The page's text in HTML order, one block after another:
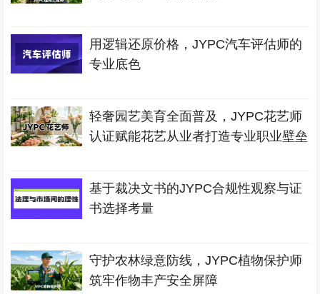
用逻辑还原价格，JYPC汽车评估师的
专业底色
轻奢园艺美育全面普及，JYPC花艺师
认证赋能花艺从业者打造专业职业壁垒
基于裁决文书的JYPC合规性观察与证
书选择考量
守护农林绿意防线，JYPC植物保护师
筑牢作物丰产安全屏障